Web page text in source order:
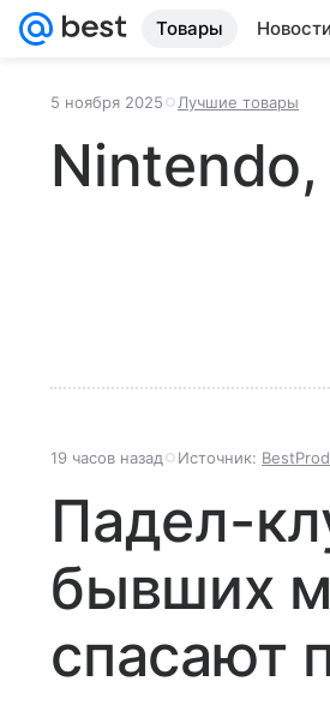
Товары Новости
5 ноября 2025 Лучшие товары
19 часов назад Источник:
Падел-
бывших
спасают